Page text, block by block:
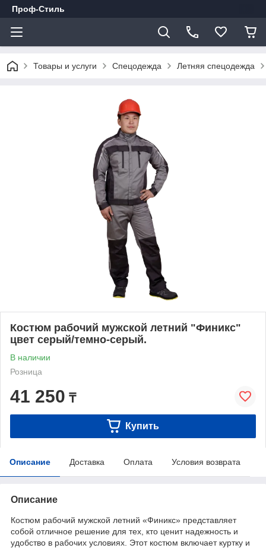
Проф-Стиль
Товары и услуги Спецодежда Летняя спецодежда
Костюм рабочий мужской летний "Финикс"
цвет серый/темно-серый.
В наличии
Розница
41 250 ₸
Купить
Описание Доставка Оплата Условия возврата
Описание
Костюм рабочий мужской летний «Финикс» представляет
собой отличное решение для тех, кто ценит надежность и
удобство в рабочих условиях. Этот костюм включает куртку и